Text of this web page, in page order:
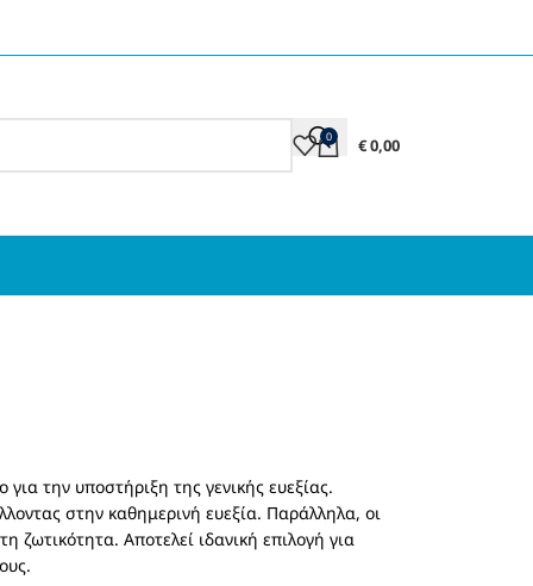
0 €0,00
την υποστήριξη της γενικής ευεξίας.
στην καθημερινή ευεξία. Παράλληλα, οι
ζωτικότητα. Αποτελεί ιδανική επιλογή για